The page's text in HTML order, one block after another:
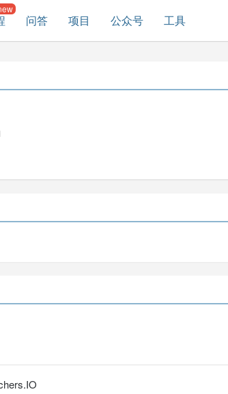
问答 项目 公众号 工具